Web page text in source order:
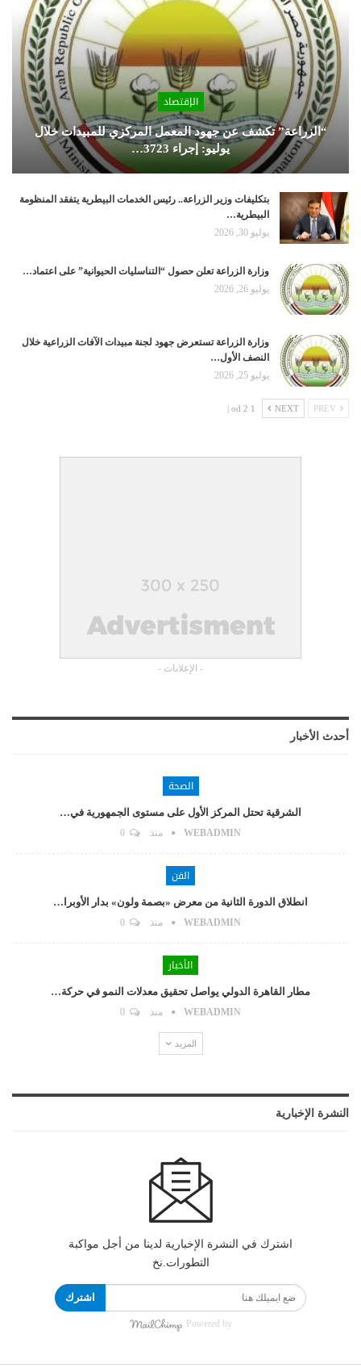
الإقتصاد
“الزراعة” تكشف عن جهود المعمل المركزي للمبيدات خلال
يوليو: إجراء 3723…
بتكليفات وزير الزراعة.. رئيس الخدمات البيطرية يتفقد المنظومة
البيطرية…
يوليو 30, 2026
وزارة الزراعة تعلن حصول “التناسليات الحيوانية” على اعتماد…
يوليو 26, 2026
وزارة الزراعة تستعرض جهود لجنة مبيدات الآفات الزراعية خلال
النصف الأول…
يوليو 25, 2026
NEXT
1 od 2 |
- الإعلانات -
أحدث الأخبار
الصحة
الشرقية تحتل المركز الأول على مستوى الجمهورية في…
WEBADMIN منذ
الفن
انطلاق الدورة الثانية من معرض «بصمة ولون» بدار الأوبرا…
WEBADMIN منذ
الأخبار
مطار القاهرة الدولي يواصل تحقيق معدلات النمو في حركة…
WEBADMIN منذ
المزيد
النشرة الإخبارية
اشترك في النشرة الإخبارية لدينا من أجل مواكبة
التطورات.نخ
اشترك
Powered by